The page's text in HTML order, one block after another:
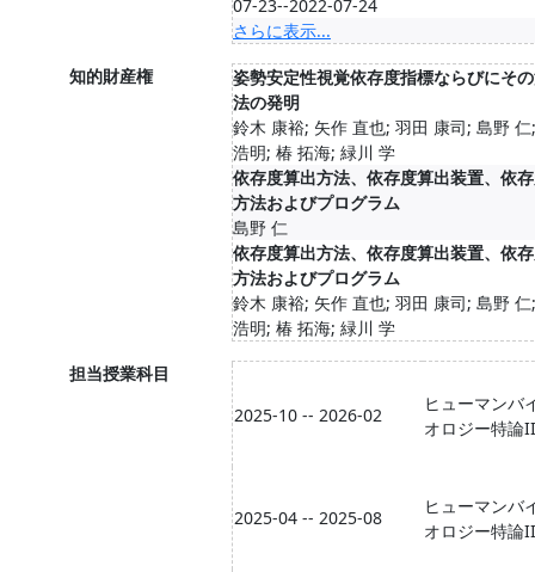
07-23--2022-07-24
さらに表示...
知的財産権
姿勢安定性視覚依存度指標ならびにそ
法の発明
鈴木 康裕; 矢作 直也; 羽田 康司; 島野
浩明; 椿 拓海; 緑川 学
依存度算出方法、依存度算出装置、依
方法およびプログラム
島野 仁
依存度算出方法、依存度算出装置、依
方法およびプログラム
鈴木 康裕; 矢作 直也; 羽田 康司; 島野
浩明; 椿 拓海; 緑川 学
担当授業科目
2025-10 -- 2026-02
ヒューマンバ
オロジー特論II
2025-04 -- 2025-08
ヒューマンバ
オロジー特論II